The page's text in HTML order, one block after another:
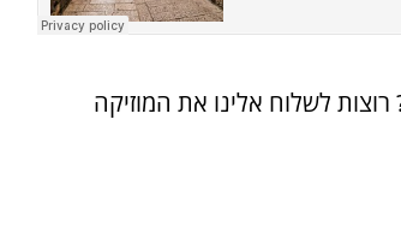
שיר מסוים? רוצות לשלוח אלינו את המוזיקה